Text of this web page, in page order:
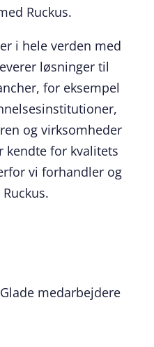
Ruckus.
i hele verden med
løsninger til
for eksempel
og virksomheder
kendte for kvalitets
vi forhandler og
Glade medarbejdere